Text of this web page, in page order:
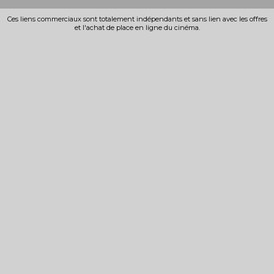
Ces liens commerciaux sont totalement indépendants et sans lien avec les offres
et l'achat de place en ligne du cinéma.